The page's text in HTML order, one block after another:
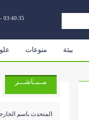
03:40:36
بيئة منوعات
مــبــاشـــر
المتحدث باسم